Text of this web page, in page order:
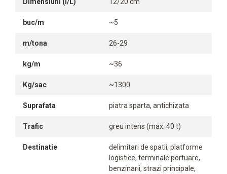
buc/m ~5
m/tona 26-29
kg/m ~36
Kg/sac ~1300
Suprafata piatra sparta, antichizata
Trafic greu intens (max. 40 t)
Destinatie
delimitari de spatii, platforme
logistice, terminale portuare,
benzinarii, strazi principale,